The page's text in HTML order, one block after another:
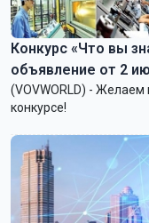
Конкурс «Что вы
объявление от 2
(VOVWORLD) -
конкурсе!